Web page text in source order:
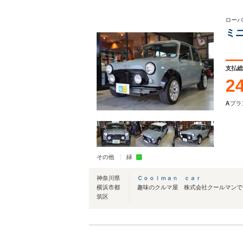
その他 緑
ロー
ミ
支払
Aプラ
神奈川県
横浜市都
筑区
Ｃｏｏｌｍａｎ ｃａｒ